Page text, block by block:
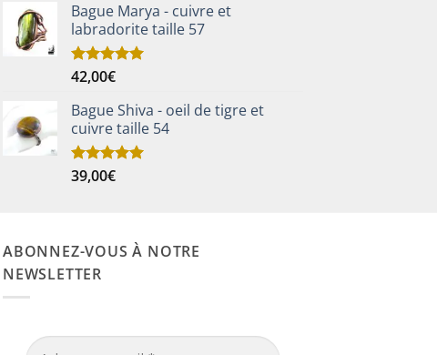
Bague Marya - cuivre et
labradorite taille 57
Note5.00
42,00€
Bague Shiva - oeil de tigre et
cuivre taille 54
Note5.00
39,00€
ABONNEZ-VOUS À NOTRE
NEWSLETTER